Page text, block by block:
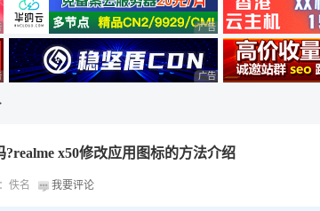
商业广告，理性选择 广告 商业广告，理性选择
商业广告，理性选择 广告 商业广告，理性选择
x50修改应用图标的方法介绍
佚名 我要评论